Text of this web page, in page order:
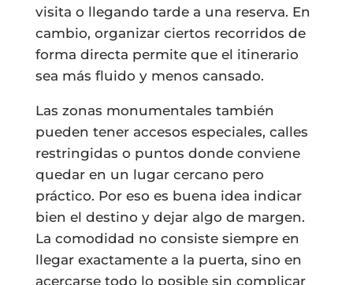
visita o llegando tarde a una reserva. En
cambio, organizar ciertos recorridos de
forma directa permite que el itinerario
sea más fluido y menos cansado.
Las zonas monumentales también
pueden tener accesos especiales, calles
restringidas o puntos donde conviene
quedar en un lugar cercano pero
práctico. Por eso es buena idea indicar
bien el destino y dejar algo de margen.
La comodidad no consiste siempre en
llegar exactamente a la puerta, sino en
acercarse todo lo posible sin complicar